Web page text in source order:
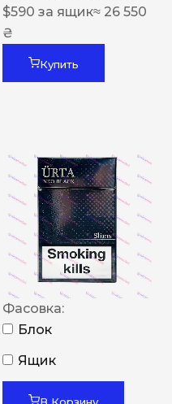
$590 за ящик≈ 26 550
₴
Купить
Фасовка:
Блок
Ящик